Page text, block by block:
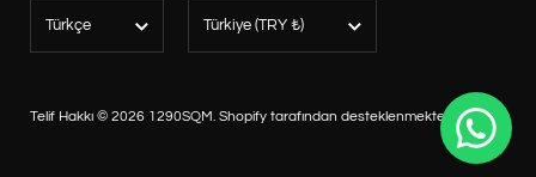
Türkçe Türkiye (TRY ₺)
Telif Hakkı © 2026 1290SQM. Shopify tarafından desteklenmektedir